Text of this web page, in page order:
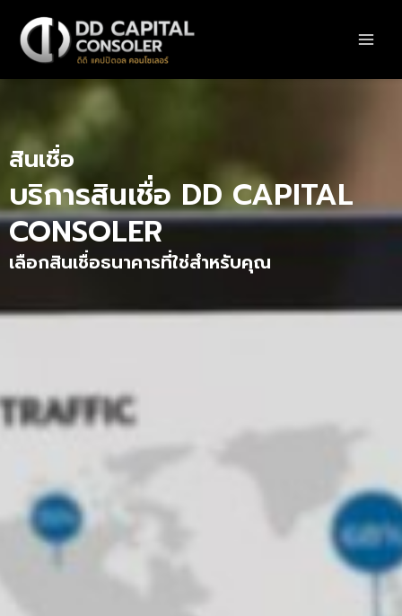
content
สินเชื่อ
บริการสินเชื่อ DD CAPITAL
CONSOLER
เลือกสินเชื่อธนาคารที่ใช่สำหรับคุณ